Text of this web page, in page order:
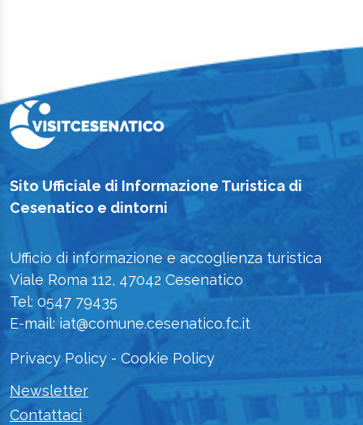
Sito Ufficiale di Informazione Turistica di
Cesenatico e dintorni
Ufficio di informazione e accoglienza turistica
Viale Roma 112, 47042 Cesenatico
Tel: 0547 79435
E-mail: iat@comune.cesenatico.fc.it
Privacy Policy - Cookie Policy
Newsletter
Contattaci